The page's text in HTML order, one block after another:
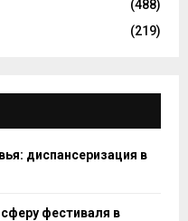
(488)
(219)
диспансеризация в
фестиваля в